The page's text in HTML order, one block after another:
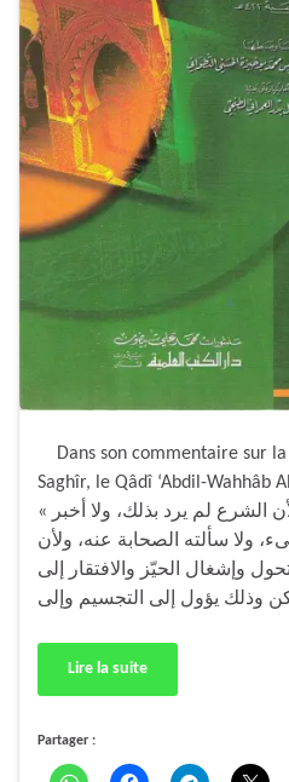
Dans son commentaire sur
Saghîr, le Qâdî ‘Abdil-Wahhâb
« ولا يجوز أن يثبت له كيفية لأن الشرع لم يرد بذلك، ولا أخبر
ولا سألته الصحابة عنه، ولأن
وإشغال الحيّز والافتقار إلى
Lire la suite
Partager :